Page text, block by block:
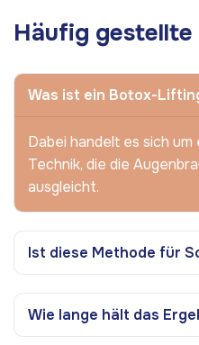
Häufig gestellte
Was ist ein Botox-
Dabei handelt es sich
Technik, die die
ausgleicht.
Ist diese Methode für
Wie lange hält das